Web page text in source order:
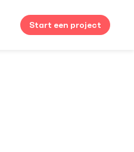
Start een project